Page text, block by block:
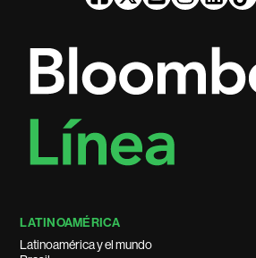
LATINOAMÉRICA
Latinoamérica y el mundo